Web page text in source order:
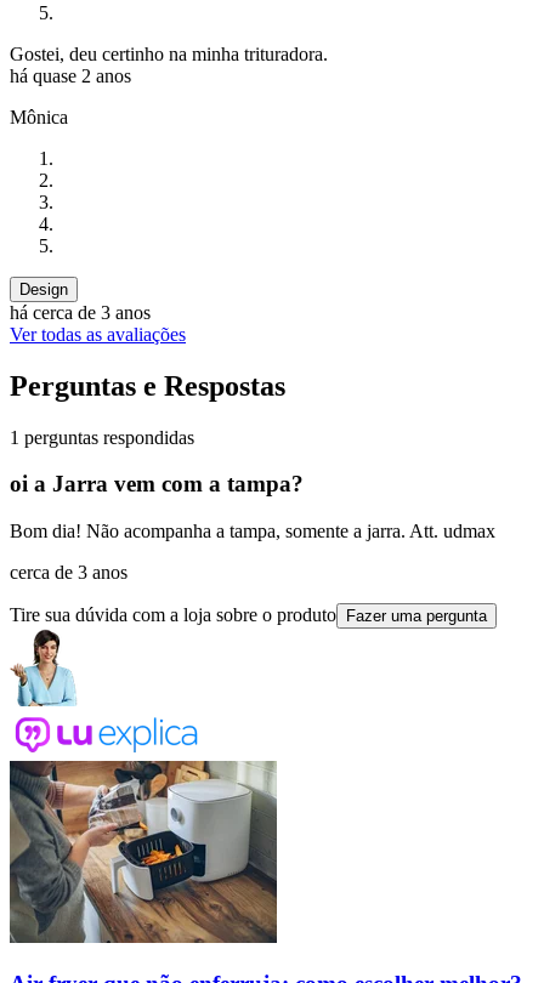
Gostei, deu certinho na minha trituradora.
há quase 2 anos
Mônica
Design
há cerca de 3 anos
Ver todas as avaliações
Perguntas e Respostas
1 perguntas respondidas
oi a Jarra vem com a tampa?
Bom dia! Não acompanha a tampa, somente a jarra. Att. udmax
cerca de 3 anos
Tire sua dúvida com a loja sobre o produto Fazer uma pergunta